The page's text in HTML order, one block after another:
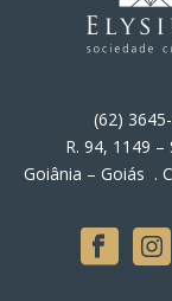
(62)
R. 94, 1149 –
Goiânia – Goiás .